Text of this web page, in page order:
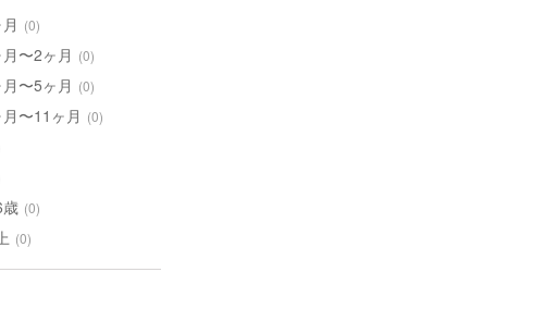
(0)
〜2ヶ月 (0)
〜5ヶ月 (0)
〜11ヶ月 (0)
(0)
(0)